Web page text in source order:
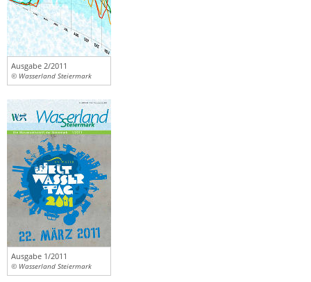
Ausgabe 2/2011
© Wasserland Steiermark
Ausgabe 1/2011
© Wasserland Steiermark